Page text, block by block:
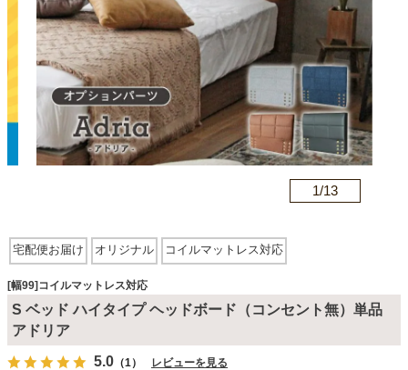
最短発送 冷感ラグ 冷感寝具 ワークデスク ウィルトンラ
カテゴリから探す
ソファ
ダイニングテーブル・セット
椅子・チェア
1/13
宅配便お届け オリジナル コイルマットレス対応
[幅99]コイルマットレス対応
S ベッド ハイタイプ ヘッドボード（コンセント無）単品
アドリア
5.0 （1） レビューを見る